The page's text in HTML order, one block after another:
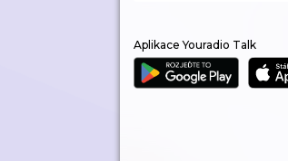
Aplikace Youradio Talk